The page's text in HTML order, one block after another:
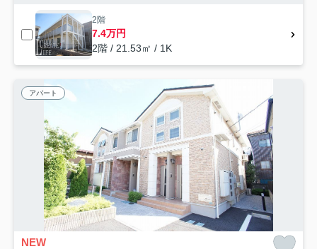
2階
7.4万円
2階 / 21.53㎡ / 1K
アパート
NEW